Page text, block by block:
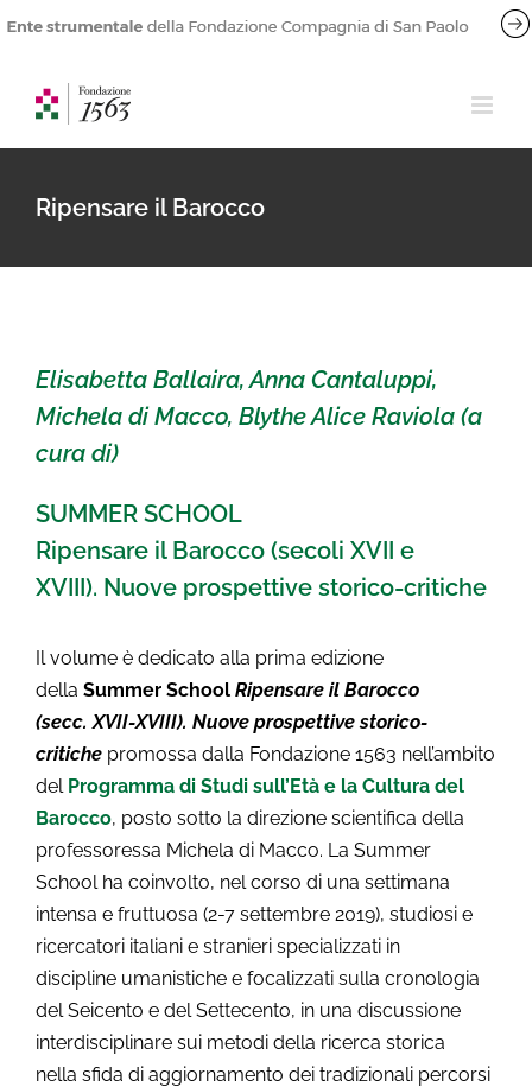
contenuto
Ripensare il Barocco
Elisabetta Ballaira, Anna Cantaluppi,
Michela di Macco, Blythe Alice Raviola (a
cura di)
SUMMER SCHOOL
Ripensare il Barocco (secoli XVII e
XVIII). Nuove prospettive storico-critiche
Il volume è dedicato alla prima edizione
della Summer School Ripensare il Barocco
(secc. XVII-XVIII). Nuove prospettive storico-
critichepromossa dalla Fondazione 1563 nell’ambito
del Programma di Studi sull’Età e la Cultura del
Barocco, posto sotto la direzione scientifica della
professoressa Michela di Macco. La Summer
School ha coinvolto, nel corso di una settimana
intensa e fruttuosa (2-7 settembre 2019), studiosi e
ricercatori italiani e stranieri specializzati in
discipline umanistiche e focalizzati sulla cronologia
del Seicento e del Settecento, in una discussione
interdisciplinare sui metodi della ricerca storica
nella sfida di aggiornamento dei tradizionali percorsi